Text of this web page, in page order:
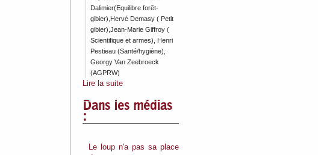
Dalimier(Equilibre forêt-
gibier),Hervé Demasy ( Petit
gibier),Jean-Marie Giffroy (
Scientifique et armes), Henri
Pestieau (Santé/hygiène),
Georgy Van Zeebroeck
(AGPRW)
Lire la suite
Dans les médias
:
Le loup n'a pas sa place